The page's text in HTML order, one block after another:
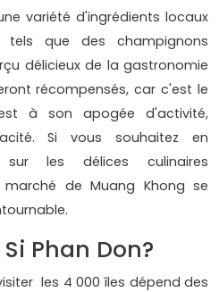
variété d'ingrédients locaux
tels que des champignons
délicieux de la gastronomie
récompensés, car c'est le
à son apogée d'activité,
Si vous souhaitez en
sur les délices culinaires
de Muang Khong se
Phan Don?
les 4 000 îles dépend des